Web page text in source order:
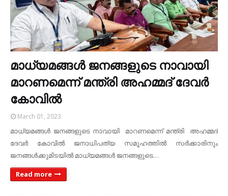
മാധ്യമങ്ങൾ ജനങ്ങളുടെ നാവായി
മാറണമെന്ന് മന്ത്രി അഹമ്മദ് ദേവർ
കോവിൽ
March 01, 2023
മാധ്യമങ്ങൾ ജനങ്ങളുടെ നാവായി മാറണമെന്ന് മന്ത്രി അഹമ്മദ്
ദേവർ കോവിൽ ജനാധിപത്യ സമൂഹത്തിൽ സർക്കാരിനും
ജനങ്ങൾക്കുമിടയിൽ മാധ്യമങ്ങൾ ജനങ്ങളുടെ…
Read more